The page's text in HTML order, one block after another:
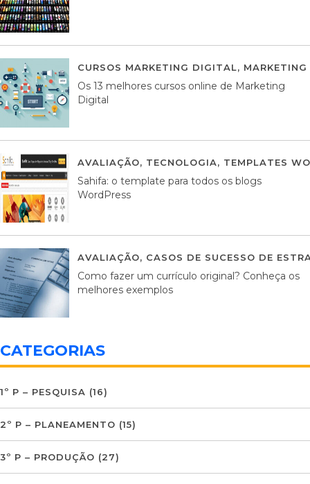
CURSOS MARKETING DIGITAL,
Os 13 melhores cursos online de Marketing
Digital
AVALIAÇÃO, TECNOLOGIA, TEMPLATES
Sahifa: o template para todos os blogs
WordPress
AVALIAÇÃO, CASOS DE SUCESSO DE
Como fazer um currículo original? Conheça os
melhores exemplos
CATEGORIAS
1º P – PESQUISA (16)
2º P – PLANEAMENTO (15)
3º P – PRODUÇÃO (27)